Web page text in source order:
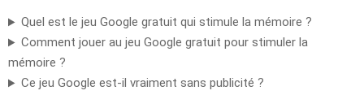
Quel est le jeu Google gratuit qui stimule la mémoire ?
Comment jouer au jeu Google gratuit pour stimuler la
mémoire ?
Ce jeu Google est-il vraiment sans publicité ?